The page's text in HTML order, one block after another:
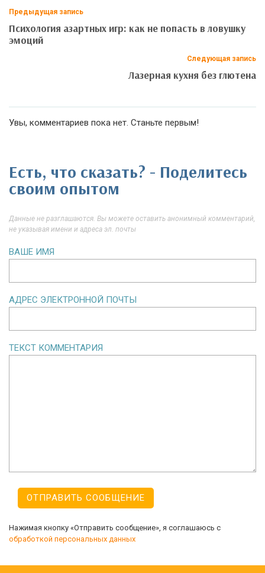
Предыдущая запись
Психология азартных игр: как не попасть в ловушку
эмоций
Следующая запись
Лазерная кухня без глютена
Увы, комментариев пока нет. Станьте первым!
Есть, что сказать? - Поделитесь
своим опытом
Данные не разглашаются. Вы можете оставить анонимный комментарий,
не указывая имени и адреса эл. почты
ВАШЕ ИМЯ
АДРЕС ЭЛЕКТРОННОЙ ПОЧТЫ
ТЕКСТ КОММЕНТАРИЯ
Нажимая кнопку «Отправить сообщение», я соглашаюсь с
обработкой персональных данных